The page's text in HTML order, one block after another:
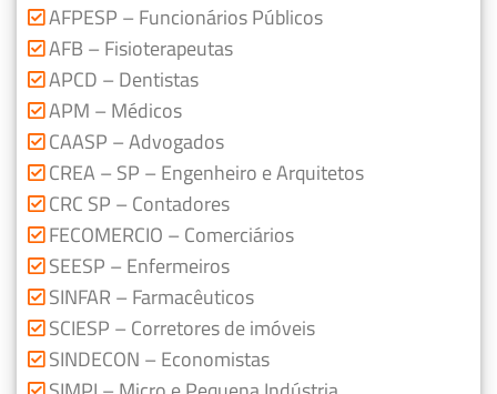
AFPESP – Funcionários Públicos
AFB – Fisioterapeutas
APCD – Dentistas
APM – Médicos
CAASP – Advogados
CREA – SP – Engenheiro e Arquitetos
CRC SP – Contadores
FECOMERCIO – Comerciários
SEESP – Enfermeiros
SINFAR – Farmacêuticos
SCIESP – Corretores de imóveis
SINDECON – Economistas